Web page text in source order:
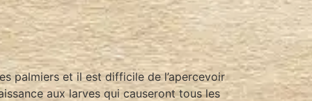
palmiers et il est difficile de l’apercevoir
aux larves qui causeront tous les